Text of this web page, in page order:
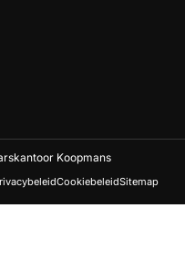
Koopmans
CookiebeleidSitemap